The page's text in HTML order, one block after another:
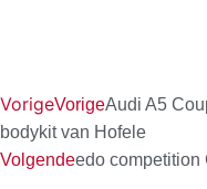
VorigeVorigeAudi A5
bodykit van Hofele
Volgendeedo competition